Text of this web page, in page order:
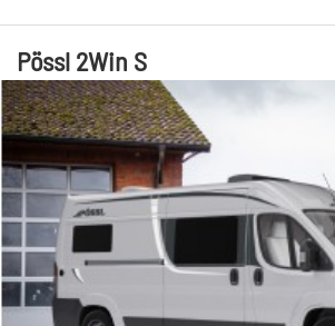
Pössl 2Win S